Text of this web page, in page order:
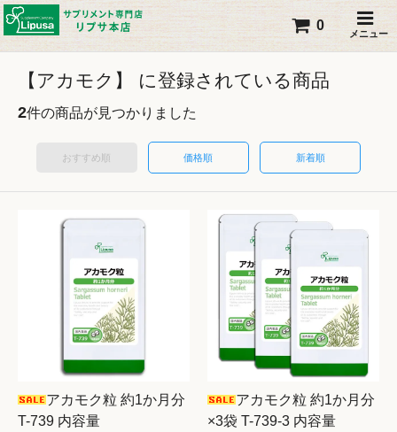
メニュー
0
【アカモク】 に登録されている商品
2件の商品が見つかりました
おすすめ順 価格順 新着順
アカモク粒 約1か月分
T-739 内容量
アカモク粒 約1か月分
×3袋 T-739-3 内容量